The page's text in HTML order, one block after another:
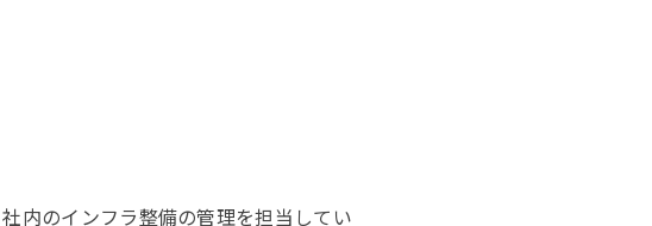
内のインフラ整備の管理を担当してい